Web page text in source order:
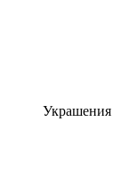
Украшения